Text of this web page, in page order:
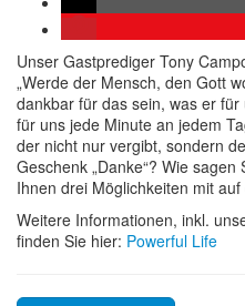
Unser Gastprediger Tony
„Werde der Mensch, den Gott
dankbar für das sein, was er
für uns jede Minute an jedem
der nicht nur vergibt, sondern
Geschenk „Danke“? Wie sagen
Ihnen drei Möglichkeiten mit auf
Weitere Informationen, inkl.
finden Sie hier: Powerful Life